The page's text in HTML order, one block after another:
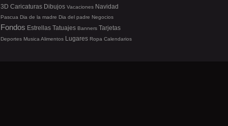
3D Caricaturas Dibujos Vacaciones Navidad
Pascua Dia de la madre Dia del padre Negocios
Fondos Estrellas Tatuajes Banners Tarjetas
Deportes Musica Alimentos Lugares Ropa Calendarios